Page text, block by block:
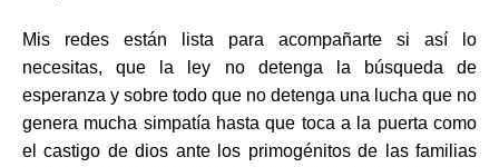
Mis redes están lista para acompañarte si así lo
necesitas, que la ley no detenga la búsqueda de
esperanza y sobre todo que no detenga una lucha que no
genera mucha simpatía hasta que toca a la puerta como
el castigo de dios ante los primogénitos de las familias